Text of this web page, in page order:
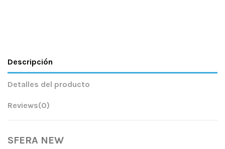
Descripción
Detalles del producto
Reviews(0)
SFERA NEW